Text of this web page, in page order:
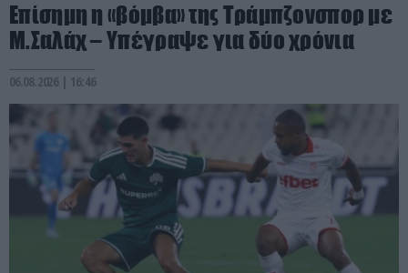
Επίσημη η «βόμβα» της Τράμπζονσπορ με
Μ.Σαλάχ – Υπέγραψε για δύο χρόνια
06.08.2026 | 16:46